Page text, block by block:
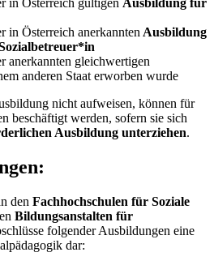
in Österreich gültigen Ausbildung für
in Österreich anerkanntenAusbildung
anerkannten gleichwertigen
anderen Staat erworben wurde
nicht aufweisen, können für
beschäftigt werden, sofern sie sich
Ausbildung unterziehen.
den Fachhochschulen für Soziale
Bildungsanstalten für
folgender Ausbildungen eine
dar: